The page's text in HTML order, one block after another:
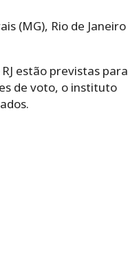
(MG), Rio de Janeiro
estão previstas para
de voto, o instituto